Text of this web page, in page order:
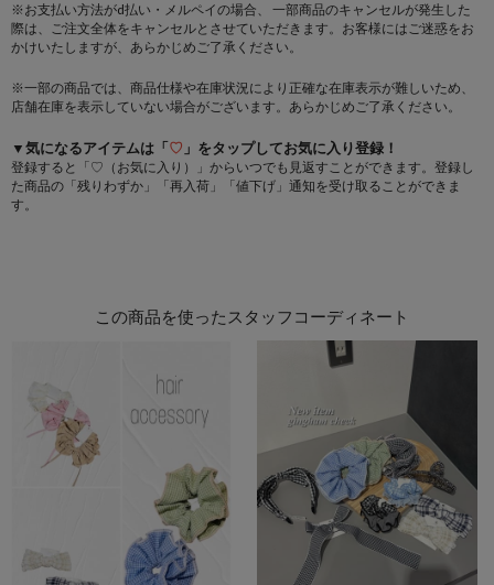
※お支払い方法がd払い・メルペイの場合、 一部商品のキャンセルが発生した
際は、ご注文全体をキャンセルとさせていただきます。お客様にはご迷惑をお
かけいたしますが、あらかじめご了承ください。
※一部の商品では、商品仕様や在庫状況により正確な在庫表示が難しいため、
店舗在庫を表示していない場合がございます。あらかじめご了承ください。
▼気になるアイテムは「♡ 」をタップしてお気に入り登録！
登録すると「♡（お気に入り）」からいつでも見返すことができます。登録し
た商品の「残りわずか」「再入荷」「値下げ」通知を受け取ることができま
す。
この商品を使ったスタッフコーディネート